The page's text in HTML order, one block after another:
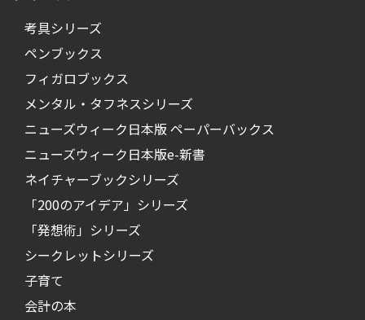
考具シリーズ
ペンブックス
フィガロブックス
メンタル・タフネスシリーズ
ニューズウィーク日本版 ペーパーバックス
ニューズウィーク日本版e-新書
ネイチャーブックシリーズ
「200のアイデア」シリーズ
「発想術」シリーズ
シークレットシリーズ
子育て
会計の本